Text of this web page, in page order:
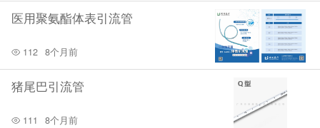
医用聚氨酯体表引流管
112 8个月前
猪尾巴引流管
111 8个月前